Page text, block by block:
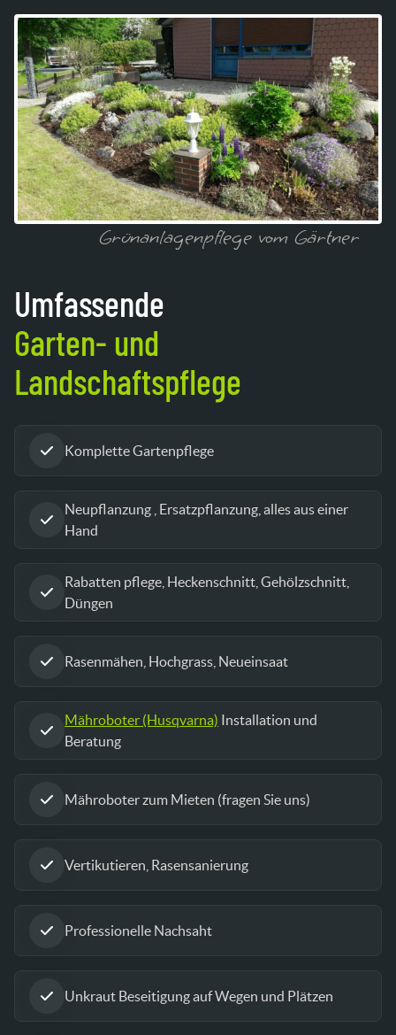
Grünanlagenpflege vom Gärtner
Umfassende
Garten- und
Landschaftspflege
Komplette Gartenpflege
Neupflanzung , Ersatzpflanzung, alles aus einer
Hand
Rabatten pflege, Heckenschnitt, Gehölzschnitt,
Düngen
Rasenmähen, Hochgrass, Neueinsaat
Mähroboter (Husqvarna) Installation und
Beratung
Mähroboter zum Mieten (fragen Sie uns)
Vertikutieren, Rasensanierung
Professionelle Nachsaht
Unkraut Beseitigung auf Wegen und Plätzen